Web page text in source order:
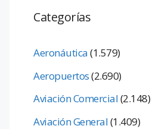
Categorías
Aeronáutica(1.579)
Aeropuertos(2.690)
Aviación Comercial(2.148)
Aviación General(1.409)